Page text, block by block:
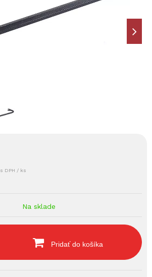
s DPH / ks
Na sklade
Pridať do košíka